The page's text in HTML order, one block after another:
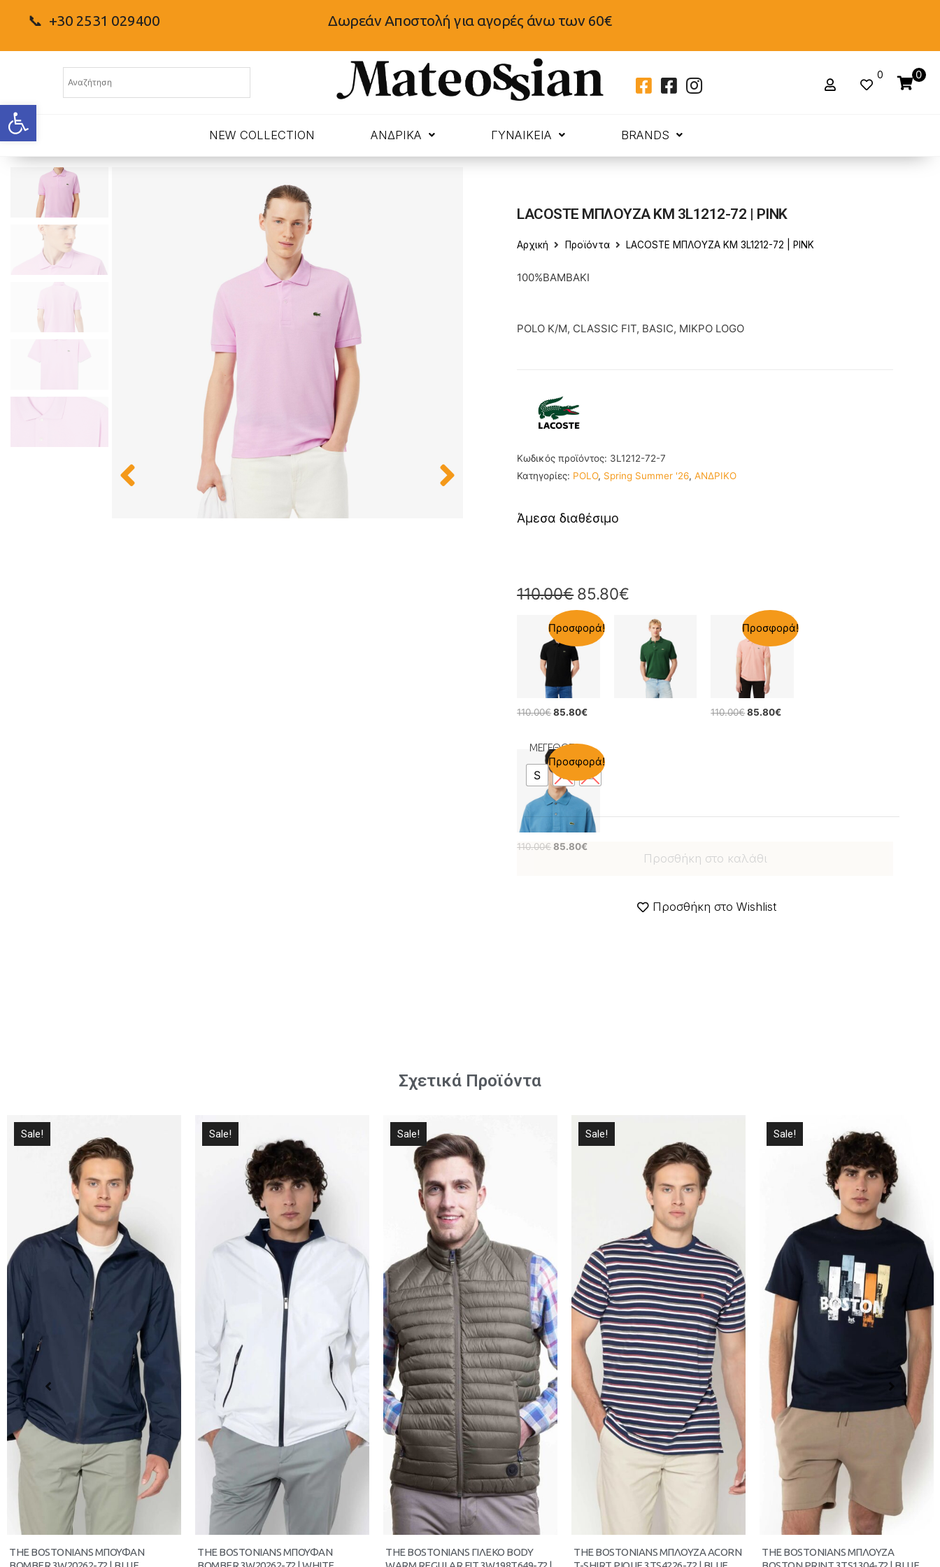
Ανοίξτε τη γραμμή εργαλείων
📞 +30 2531 029400 Δωρεάν Αποστολή για αγορές άνω των 60€
0 0
NEW COLLECTION ΑΝΔΡΙΚΑ ΓΥΝΑΙΚΕΙΑ BRANDS
LACOSTE ΜΠΛΟΥΖΑ ΚΜ 3L1212-72 | PINK
Αρχική Προϊόντα LACOSTE ΜΠΛΟΥΖΑ ΚΜ 3L1212-72 | PINK
100%BAMBAKI
POLO K/M, CLASSIC FIT, BASIC, ΜΙΚΡΟ LOGO
Κωδικός προϊόντος: 3L1212-72-7
Κατηγορίες: POLO, Spring Summer '26,ΑΝΔΡΙΚΟ
Άμεσα διαθέσιμο
110.00€ 85.80€
Προσφορά!
110.00€85.80€
Προσφορά!
110.00€85.80€
Προσφορά!
110.00€85.80€
ΜΕΓΕΘΟΣ
S M L
Προσθήκη στο καλάθι
Προσθήκη στο Wishlist
Σχετικά Προϊόντα
Sale!
THE BOSTONIANS ΜΠΟΥΦΑΝ
Sale!
THE BOSTONIANS ΜΠΟΥΦΑΝ
Sale!
THE BOSTONIANS ΓΙΛΕΚΟ BODY
Sale!
THE BOSTONIANS ΜΠΛΟΥΖΑ ACORN
Sale!
THE BOSTONIANS ΜΠΛΟΥΖΑ